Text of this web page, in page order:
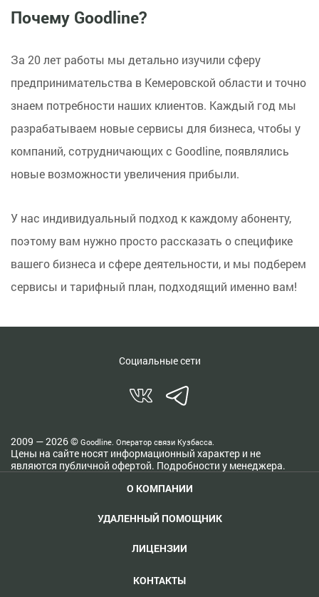
Почему Goodline?
За 20 лет работы мы детально изучили сферу
предпринимательства в Кемеровской области и точно
знаем потребности наших клиентов. Каждый год мы
разрабатываем новые сервисы для бизнеса, чтобы у
компаний, сотрудничающих с Goodline, появлялись
новые возможности увеличения прибыли.
У нас индивидуальный подход к каждому абоненту,
поэтому вам нужно просто рассказать о специфике
вашего бизнеса и сфере деятельности, и мы подберем
сервисы и тарифный план, подходящий именно вам!
Социальные сети
2009 — 2026 © Goodline. Оператор связи Кузбасса.
Цены на сайте носят информационный характер и не
являются публичной офертой. Подробности у менеджера.
О КОМПАНИИ
УДАЛЕННЫЙ ПОМОЩНИК
ЛИЦЕНЗИИ
КОНТАКТЫ